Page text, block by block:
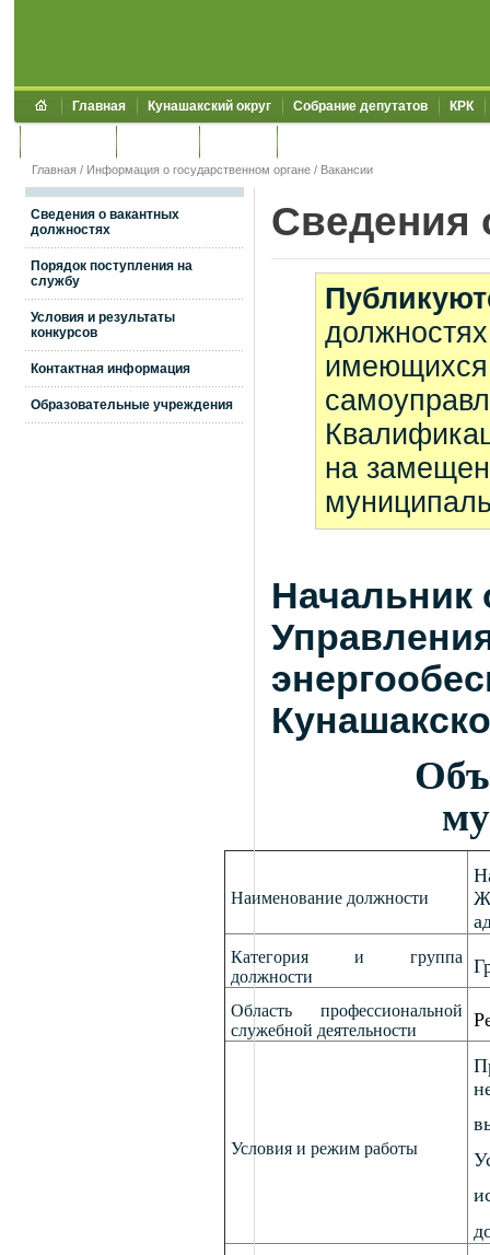
Главная Кунашакский округ Собрание депутатов КРК
Главная / Информация о государственном органе / Вакансии
Сведения о вакантных
должностях
Порядок поступления на
службу
Условия и результаты
конкурсов
Контактная информация
Образовательные учреждения
Сведения
имеющихся
на
Начальник
Наименование должности
Категория и группа
должности
Область профессиональной
служебной деятельности
Условия и режим работы